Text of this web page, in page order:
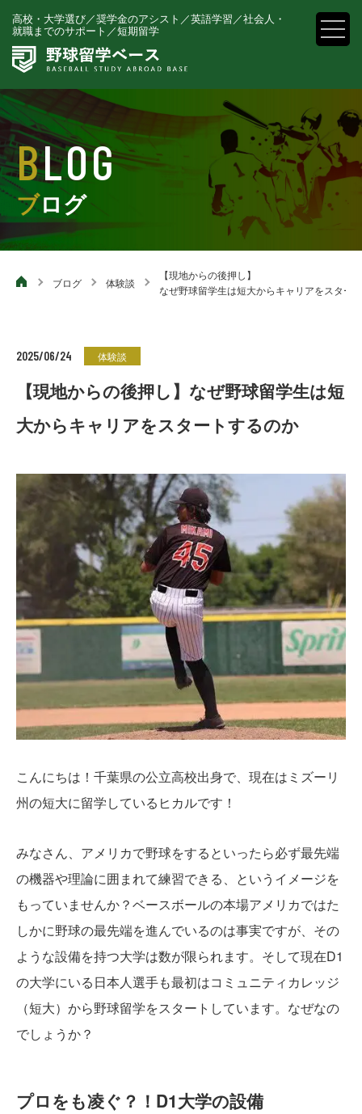
高校・大学選び／奨学金のアシスト／英語学習／社会人・就
職までのサポート／短期留学
高校・大学選び／奨学金のアシスト／英語学習／社会人・
就職までのサポート／短期留学
BLOG
ブログ
ブログ 体験談
【現地からの後押し】
なぜ野球留学生は短大からキャリアをスター
2025/06/24 体験談
【現地からの後押し】なぜ野球留学生は短
大からキャリアをスタートするのか
こんにちは！千葉県の公立高校出身で、現在はミズーリ
州の短大に留学しているヒカルです！
みなさん、アメリカで野球をするといったら必ず最先端
の機器や理論に囲まれて練習できる、というイメージを
もっていませんか？ベースボールの本場アメリカではた
しかに野球の最先端を進んでいるのは事実ですが、その
ような設備を持つ大学は数が限られます。そして現在D1
の大学にいる日本人選手も最初はコミュニティカレッジ
（短大）から野球留学をスタートしています。なぜなの
でしょうか？
プロをも凌ぐ？！D1大学の設備